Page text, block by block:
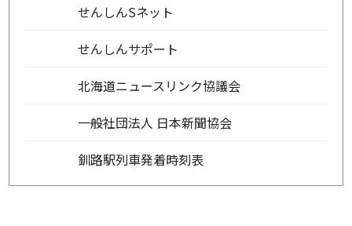
せんしんSネット
せんしんサポート
北海道ニュースリンク協議会
一般社団法人 日本新聞協会
釧路駅列車発着時刻表